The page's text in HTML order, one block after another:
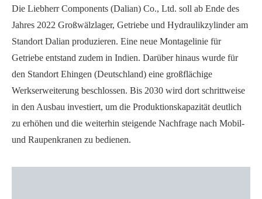
Die Liebherr Components (Dalian) Co., Ltd. soll ab Ende des
Jahres 2022 Großwälzlager, Getriebe und Hydraulikzylinder am
Standort Dalian produzieren. Eine neue Montagelinie für
Getriebe entstand zudem in Indien. Darüber hinaus wurde für
den Standort Ehingen (Deutschland) eine großflächige
Werkserweiterung beschlossen. Bis 2030 wird dort schrittweise
in den Ausbau investiert, um die Produktionskapazität deutlich
zu erhöhen und die weiterhin steigende Nachfrage nach Mobil-
und Raupenkranen zu bedienen.